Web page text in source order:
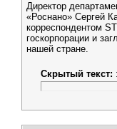
Директор
«Роснано» Сергей
корреспондентом
госкорпорации и
нашей стране.
Скрытый текст: :